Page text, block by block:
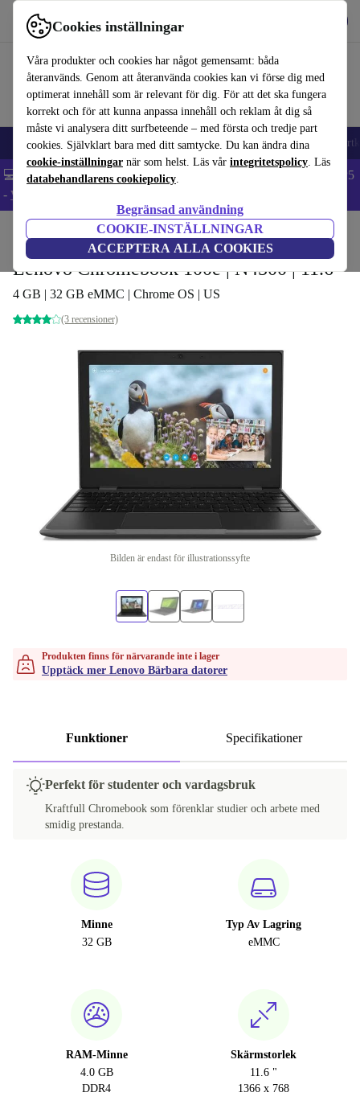
Cookies inställningar
Våra produkter och cookies har något gemensamt: båda
återanvänds. Genom att återanvända cookies kan vi förse dig med
optimerat innehåll som är relevant för dig. För att det ska fungera
korrekt och för att kunna anpassa innehåll och reklam åt dig så
måste vi analysera ditt surfbeteende – med första och tredje part
cookies. Självklart bara med ditt samtycke. Du kan ändra dina
cookie-inställningar när som helst. Läs vår integritetspolicy. Läs
databehandlarens cookiepolicy.
Begränsad användning
COOKIE-INSTÄLLNINGAR
ACCEPTERA ALLA COOKIES
Använd refurbed snabbt och enkelt
🎒 Back to school Mobiltelefoner Bärbara datorer Surfplattor
💻 Extra 5% rabatt på alla MacBooks och laptops - Code: LAPTOP5
- Villkor
Laptops Lenovo Bärbara datorer
Lenovo Chromebook 100e | N4500 | 11.6"
4 GB | 32 GB eMMC | Chrome OS | US
(3 recensioner)
Bilden är endast för illustrationssyfte
Produkten finns för närvarande inte i lager
Upptäck mer Lenovo Bärbara datorer
Funktioner Specifikationer
Perfekt för studenter och vardagsbruk
Kraftfull Chromebook som förenklar studier och arbete med
smidig prestanda.
Minne
32 GB
Typ Av Lagring
eMMC
RAM-Minne
4.0 GB
DDR4
Skärmstorlek
11.6 "
1366 x 768